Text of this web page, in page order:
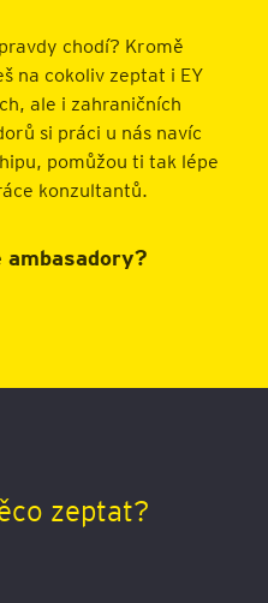
chodí? Kromě
na cokoliv zeptat i EY
ale i zahraničních
si práci u nás navíc
pomůžou ti tak lépe
konzultantů.
ambasadory?
zeptat?